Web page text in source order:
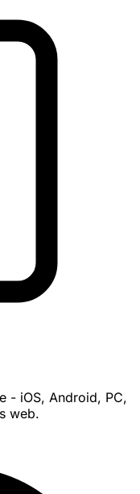
- iOS, Android, PC,
web.